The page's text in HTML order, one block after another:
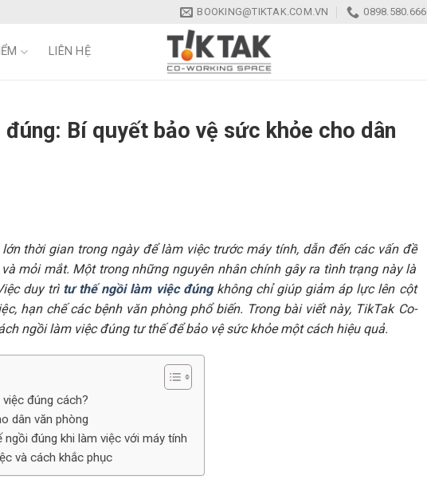
BOOKING@TIKTAK.COM.VN 0898.580.666
LIÊN HỆ
Bí quyết bảo vệ sức khỏe cho dân
thời gian trong ngày để làm việc trước máy tính, dẫn đến các vấn đề
mỏi mắt. Một trong những nguyên nhân chính gây ra tình trạng này là
duy trì tư thế ngồi làm việc đúngkhông chỉ giúp giảm áp lực lên cột
hạn chế các bệnh văn phòng phổ biến. Trong bài viết này, TikTak Co-
ngồi làm việc đúng tư thế để bảo vệ sức khỏe một cách hiệu quả.
đúng cách?
dân văn phòng
đúng khi làm việc với máy tính
và cách khắc phục